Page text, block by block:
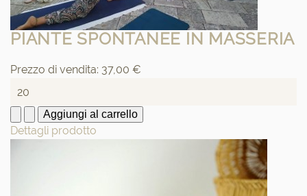
PIANTE SPONTANEE IN MASSERIA
Prezzo di vendita: 37,00 €
Dettagli prodotto